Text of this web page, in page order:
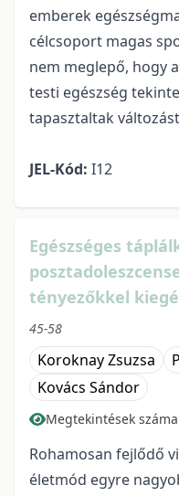
emberek
célcsoport magas
nem meglepő, hogy
testi egészség
tapasztaltak
JEL-Kód: I12
Egészséges
tényezőkkel
45-58
Koroknay Zsuzsa
Kovács Sándor
Megtekintések
Rohamosan fejlődő
életmód egyre